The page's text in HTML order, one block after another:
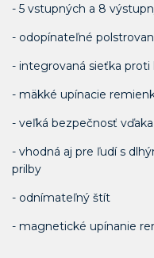
- 5 vstupných a 8
- odopínateľné
- integrovaná sieťka
- mäkké upínacie
- veľká bezpečnosť
- vhodná aj pre ľudí s
prilby
- odnímateľný štít
- magnetické upínanie